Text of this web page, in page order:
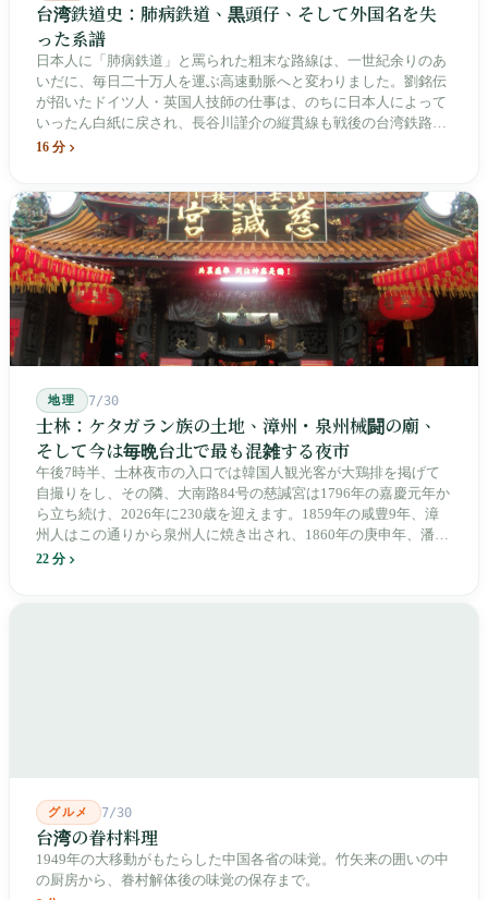
台湾鉄道史：肺病鉄道、黒頭仔、そして外国名を失
った系譜
日本人に「肺病鉄道」と罵られた粗末な路線は、一世紀余りのあ
いだに、毎日二十万人を運ぶ高速動脈へと変わりました。劉銘伝
が招いたドイツ人・英国人技師の仕事は、のちに日本人によって
いったん白紙に戻され、長谷川謹介の縦貫線も戦後の台湾鉄路に
よって改名・改番されました。どの世代も前の世代の記録を脚注
治スローガン、そしてようやくプユマ・タロコの世代になって、
先住民族の地名が再びレールの上に敷き戻されたのです。
16 分
地理 7/30
士林：ケタガラン族の土地、漳州・泉州械闘の廟、
そして今は毎晩台北で最も混雑する夜市
午後7時半、士林夜市の入口では韓国人観光客が大鶏排を掲げて
自撮りをし、その隣、大南路84号の慈諴宮は1796年の嘉慶元年か
ら立ち続け、2026年に230歳を迎えます。1859年の咸豊9年、漳
州人はこの通りから泉州人に焼き出され、1860年の庚申年、潘永
清は下樹林に大東路・大南路・大西路・大北路という四本の整然
22 分
グルメ 7/30
台湾の眷村料理
1949年の大移動がもたらした中国各省の味覚。竹矢来の囲いの中
の厨房から、眷村解体後の味覚の保存まで。